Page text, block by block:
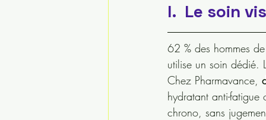
I.  Le soin
62 % des hommes
utilise un soin dédié.
Chez Pharmavance,
hydratant anti-
chrono, sans